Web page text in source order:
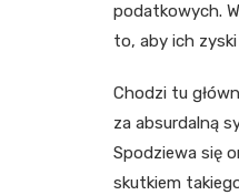
podatkowych.
to, aby ich
Chodzi tu
za absurdalną
Spodziewa się
skutkiem